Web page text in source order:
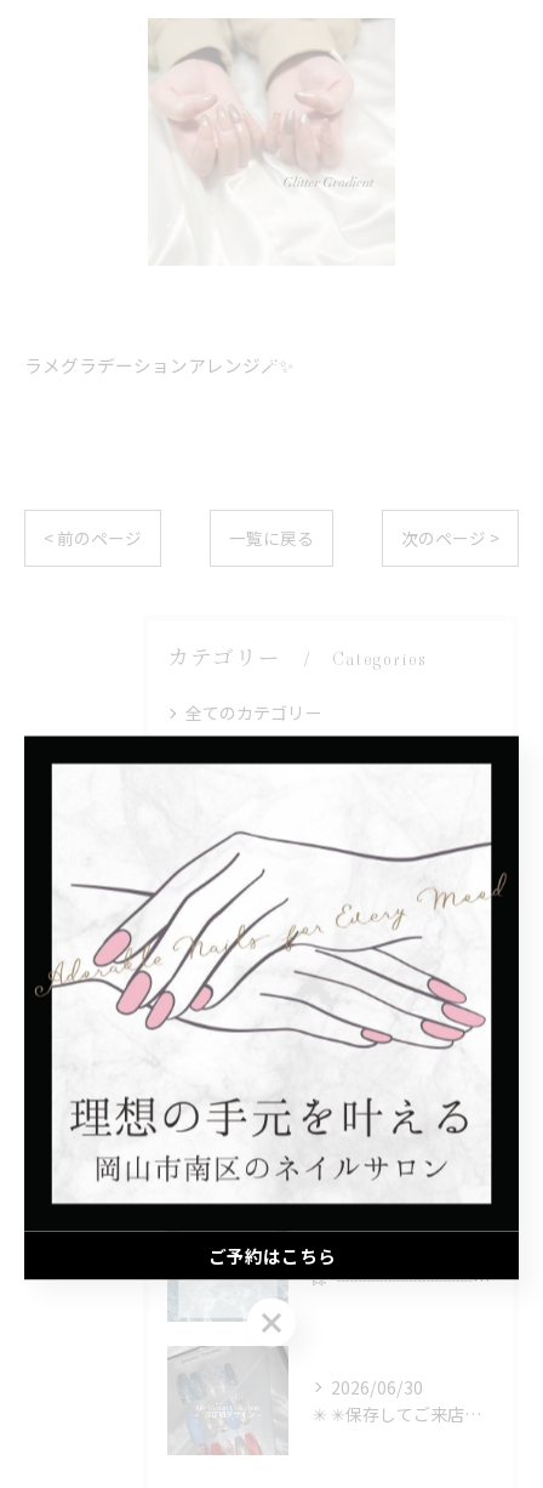
ラメグラデーションアレンジ🪄✨
< 前のページ 一覧に戻る 次のページ >
カテゴリー Categories
全てのカテゴリー
子連れ
プライベートサロン
マグネット
最近の投稿 Recent Posts
2026/08/06
2026/08/06
⑅∙˚┈┈┈┈┈┈┈┈┈┈┈┈˚∙⑅
2026/06/30
✳︎ ✳︎保存してご来店時に見せるのもOK✳︎
ご予約はこちら
ご予約はこちら